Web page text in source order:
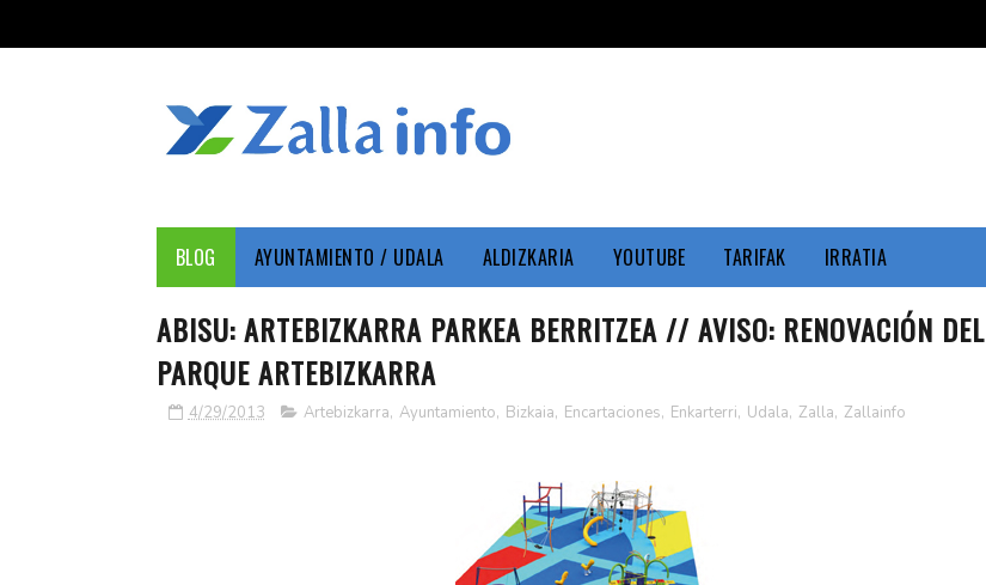
BLOG AYUNTAMIENTO / UDALA ALDIZKARIA YOUTUBE TARIFAK IRRATIA
ABISU: ARTEBIZKARRA PARKEA BERRITZEA // AVISO: RENOVACIÓN DEL
PARQUE ARTEBIZKARRA
4/29/2013 Artebizkarra, Ayuntamiento, Bizkaia, Encartaciones, Enkarterri, Udala, Zalla, Zallainfo